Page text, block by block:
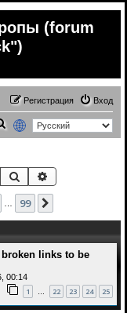
(forum
Вход
Регистрация
с
Поиск
99
links to be
00:14
1 … 22 23 24 25